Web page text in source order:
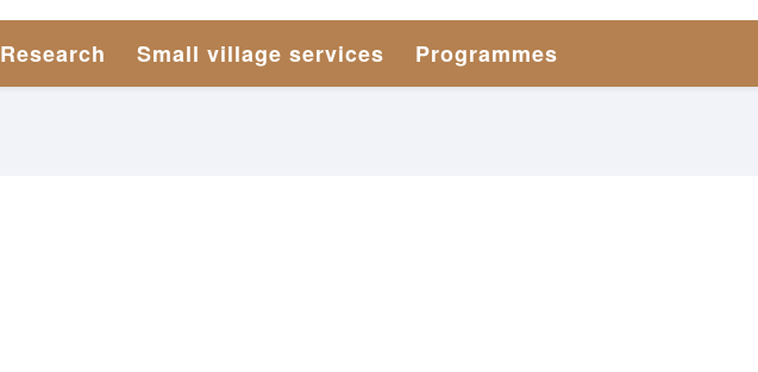
Research Small village services Programmes